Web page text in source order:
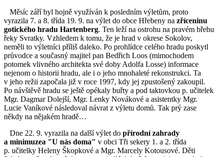
Měsíc září byl hojně využíván k posledním výletům, proto
vyrazila 7. a 8. třída 19. 9. na výlet do obce Hřebeny na zříceninu
gotického hradu Hartenberg. Ten leží na ostrohu na pravém břehu
řeky Svratky. Vzhledem k tomu, že je hrad v okrese Sokolov,
neměli to výletníci příliš daleko. Po prohlídce celého hradu poskytl
průvodce a současný majitel pan Bedřich Loos (mimochodem
potomek vlivného architekta své doby Adolfa Losse) informace
nejenom o historii hradu, ale i o jeho mnohaleté rekonstrukci. Ta
v jeho režii započala již v roce 1997, kdy jej zpustošený zakoupil.
Po návštěvě hradu se ještě opékaly buřty a pod taktovkou p. učitelek
Mgr. Dagmar Dolejší, Mgr. Lenky Novákové a asistentky Mgr.
Lucie Vaníkové následoval návrat z výletu domů. Tak prý zase
někdy na nějakém hradě…
Dne 22. 9. vyrazila na další výlet do přírodní zahrady
a minimuzea "U nás doma" v obci Tři sekery 1. a 2. třída
p. učitelky Heleny Škopkové a Mgr. Marcely Kotousové. Děti